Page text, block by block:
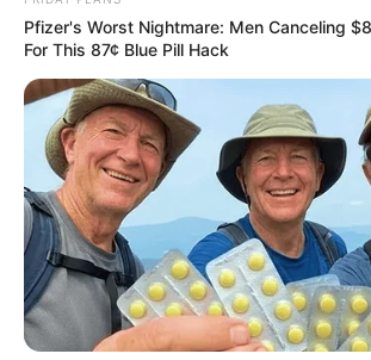
Unleashing Her Passion: Demi
Movie Roles!
BRAINBERRIES
Pfizer's Worst Nightmare: Men Canceling
For This 87¢ Blue Pill Hack